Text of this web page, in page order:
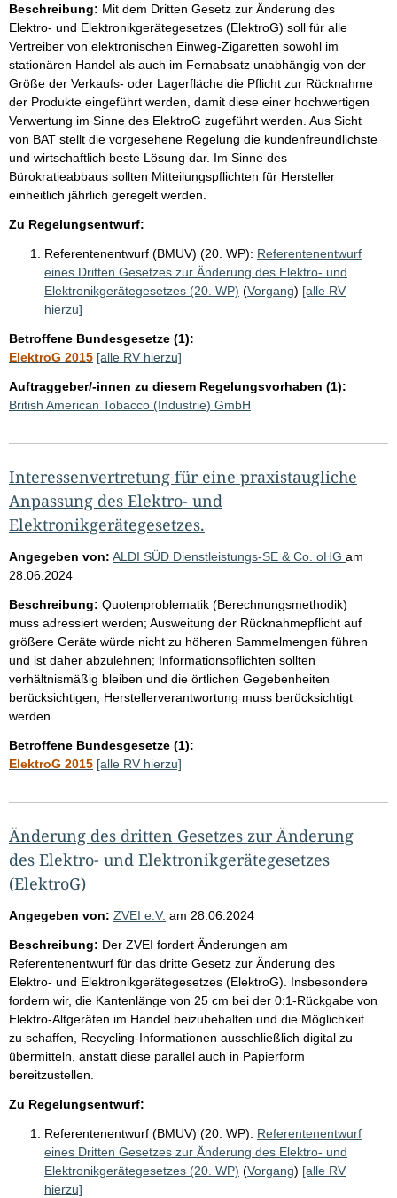
Beschreibung: Mit dem Dritten Gesetz zur Änderung des
Elektro- und Elektronikgerätegesetzes (ElektroG) soll für alle
Vertreiber von elektronischen Einweg-Zigaretten sowohl im
stationären Handel als auch im Fernabsatz unabhängig von der
Größe der Verkaufs- oder Lagerfläche die Pflicht zur Rücknahme
der Produkte eingeführt werden, damit diese einer hochwertigen
Verwertung im Sinne des ElektroG zugeführt werden. Aus Sicht
von BAT stellt die vorgesehene Regelung die kundenfreundlichste
und wirtschaftlich beste Lösung dar. Im Sinne des
Bürokratieabbaus sollten Mitteilungspflichten für Hersteller
einheitlich jährlich geregelt werden.
Zu Regelungsentwurf:
Referentenentwurf (BMUV) (20. WP): Referentenentwurf
eines Dritten Gesetzes zur Änderung des Elektro- und
Elektronikgerätegesetzes (20. WP) (Vorgang) [alle RV
hierzu]
Betroffene Bundesgesetze (1):
ElektroG 2015 [alle RV hierzu]
Auftraggeber/-innen zu diesem Regelungsvorhaben (1):
British American Tobacco (Industrie) GmbH
Interessenvertretung für eine praxistaugliche
Anpassung des Elektro- und
Elektronikgerätegesetzes.
Angegeben von: ALDI SÜD Dienstleistungs-SE & Co. oHG am
28.06.2024
Beschreibung: Quotenproblematik (Berechnungsmethodik)
muss adressiert werden; Ausweitung der Rücknahmepflicht auf
größere Geräte würde nicht zu höheren Sammelmengen führen
und ist daher abzulehnen; Informationspflichten sollten
verhältnismäßig bleiben und die örtlichen Gegebenheiten
berücksichtigen; Herstellerverantwortung muss berücksichtigt
werden.
Betroffene Bundesgesetze (1):
ElektroG 2015 [alle RV hierzu]
Änderung des dritten Gesetzes zur Änderung
des Elektro- und Elektronikgerätegesetzes
(ElektroG)
Angegeben von: ZVEI e.V. am 28.06.2024
Beschreibung: Der ZVEI fordert Änderungen am
Referentenentwurf für das dritte Gesetz zur Änderung des
Elektro- und Elektronikgerätegesetzes (ElektroG). Insbesondere
fordern wir, die Kantenlänge von 25 cm bei der 0:1-Rückgabe von
Elektro-Altgeräten im Handel beizubehalten und die Möglichkeit
zu schaffen, Recycling-Informationen ausschließlich digital zu
übermitteln, anstatt diese parallel auch in Papierform
bereitzustellen.
Zu Regelungsentwurf:
Referentenentwurf (BMUV) (20. WP): Referentenentwurf
eines Dritten Gesetzes zur Änderung des Elektro- und
Elektronikgerätegesetzes (20. WP) (Vorgang) [alle RV
hierzu]